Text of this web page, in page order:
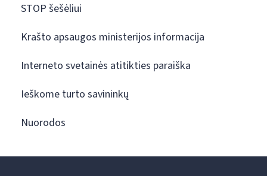
STOP šešėliui
Krašto apsaugos ministerijos informacija
Interneto svetainės atitikties paraiška
Ieškome turto savininkų
Nuorodos